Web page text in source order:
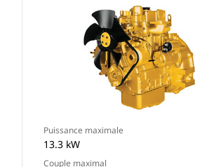
Puissance maximale
13.3 kW
Couple maximal